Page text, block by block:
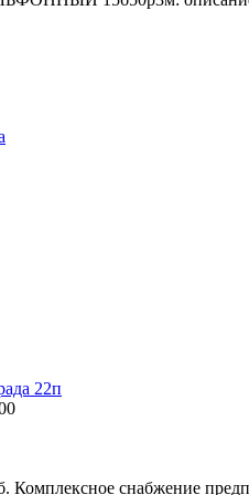
22п
снабжение